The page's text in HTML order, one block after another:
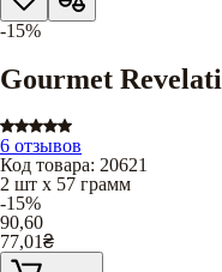
-15%
Gourmet
6 отзывов
Код товара: 20621
2 шт х 57 грамм
-15%
90,60
77,01₴